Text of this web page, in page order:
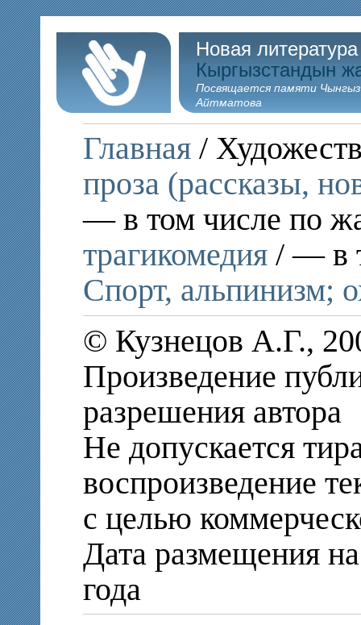
Новая
Кыргызстандын
Посвящается памяти
Айтматова
Главная /
проза (рассказы,
— в том числе по
трагикомедия / — в
Спорт, альпинизм;
© Кузнецов А.Г.,
Произведение
разрешения автора
Не допускается
воспроизведение
с целью
Дата размещения
года